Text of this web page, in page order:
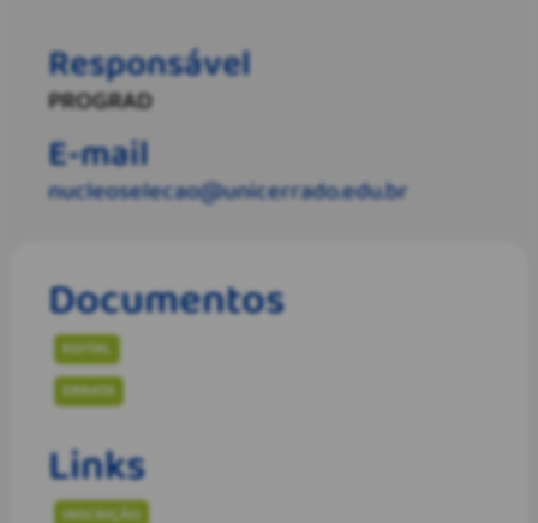
Responsável
PROGRAD
E-mail
nucleoselecao@unicerrado.edu.br
Documentos
EDITAL
ERRATA
Links
INSCRIÇÃO